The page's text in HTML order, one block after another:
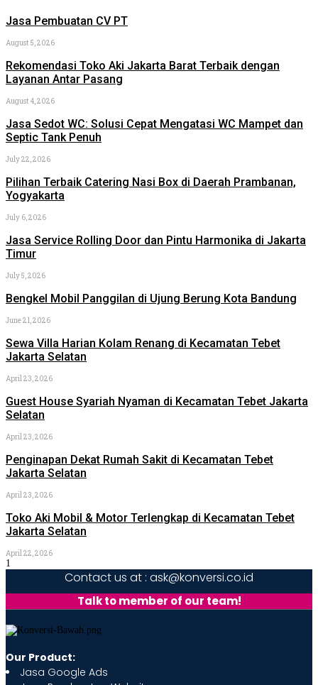
Jasa Pembuatan CV PT
August 5, 2026
Rekomendasi Toko Aki Jakarta Barat Terbaik dengan
Layanan Antar Pasang
August 4, 2026
Jasa Sedot WC: Solusi Cepat Mengatasi WC Mampet dan
Septic Tank Penuh
July 22, 2026
Pilihan Terbaik Catering Nasi Box di Daerah Prambanan,
Yogyakarta
July 6, 2026
Jasa Service Rolling Door dan Pintu Harmonika di Jakarta
Timur
July 5, 2026
Bengkel Mobil Panggilan di Ujung Berung Kota Bandung
June 21, 2026
Sewa Villa Harian Kolam Renang di Kecamatan Tebet
Jakarta Selatan
April 23, 2026
Guest House Syariah Nyaman di Kecamatan Tebet Jakarta
Selatan
April 23, 2026
Penginapan Dekat Rumah Sakit di Kecamatan Tebet
Jakarta Selatan
April 23, 2026
Toko Aki Mobil & Motor Terlengkap di Kecamatan Tebet
Jakarta Selatan
April 22, 2026
Contact us at : ask@konversi.co.id
Talk to member of our team!
Our Product:
Jasa Google Ads